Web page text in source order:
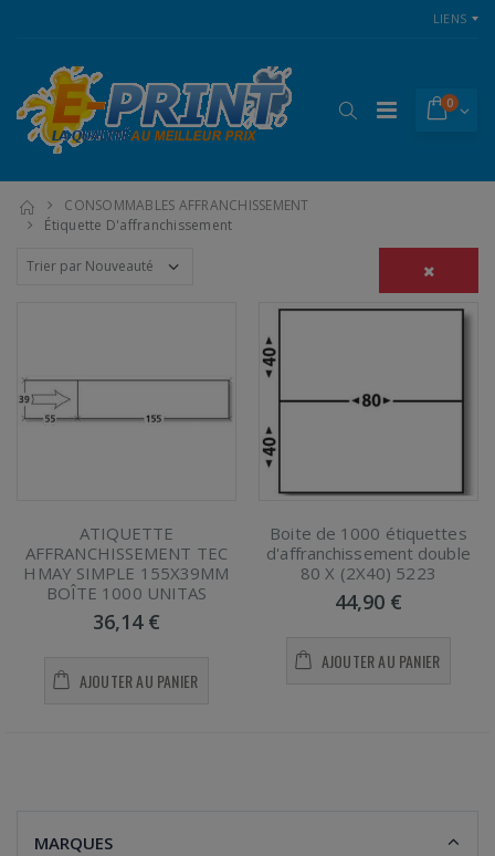
LIENS
0
CONSOMMABLES AFFRANCHISSEMENT
Étiquette D'affranchissement
ATIQUETTE
AFFRANCHISSEMENT TEC
HMAY SIMPLE 155X39MM
BOÎTE 1000 UNITAS
36,14 €
AJOUTER AU PANIER
Boite de 1000 étiquettes
d'affranchissement double
80 X (2X40) 5223
44,90 €
AJOUTER AU PANIER
MARQUES